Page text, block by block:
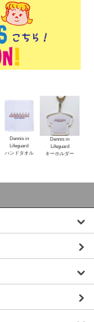
Dennis in
Lifeguard
ハンドタオル
Dennis in
Lifeguard
キーホルダー